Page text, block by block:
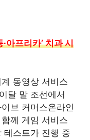
아프리카’ 치과 시
동영상 서비스
달 말 조선에서
브 커머스온라인
께 게임 서비스
테스트가 진행 중